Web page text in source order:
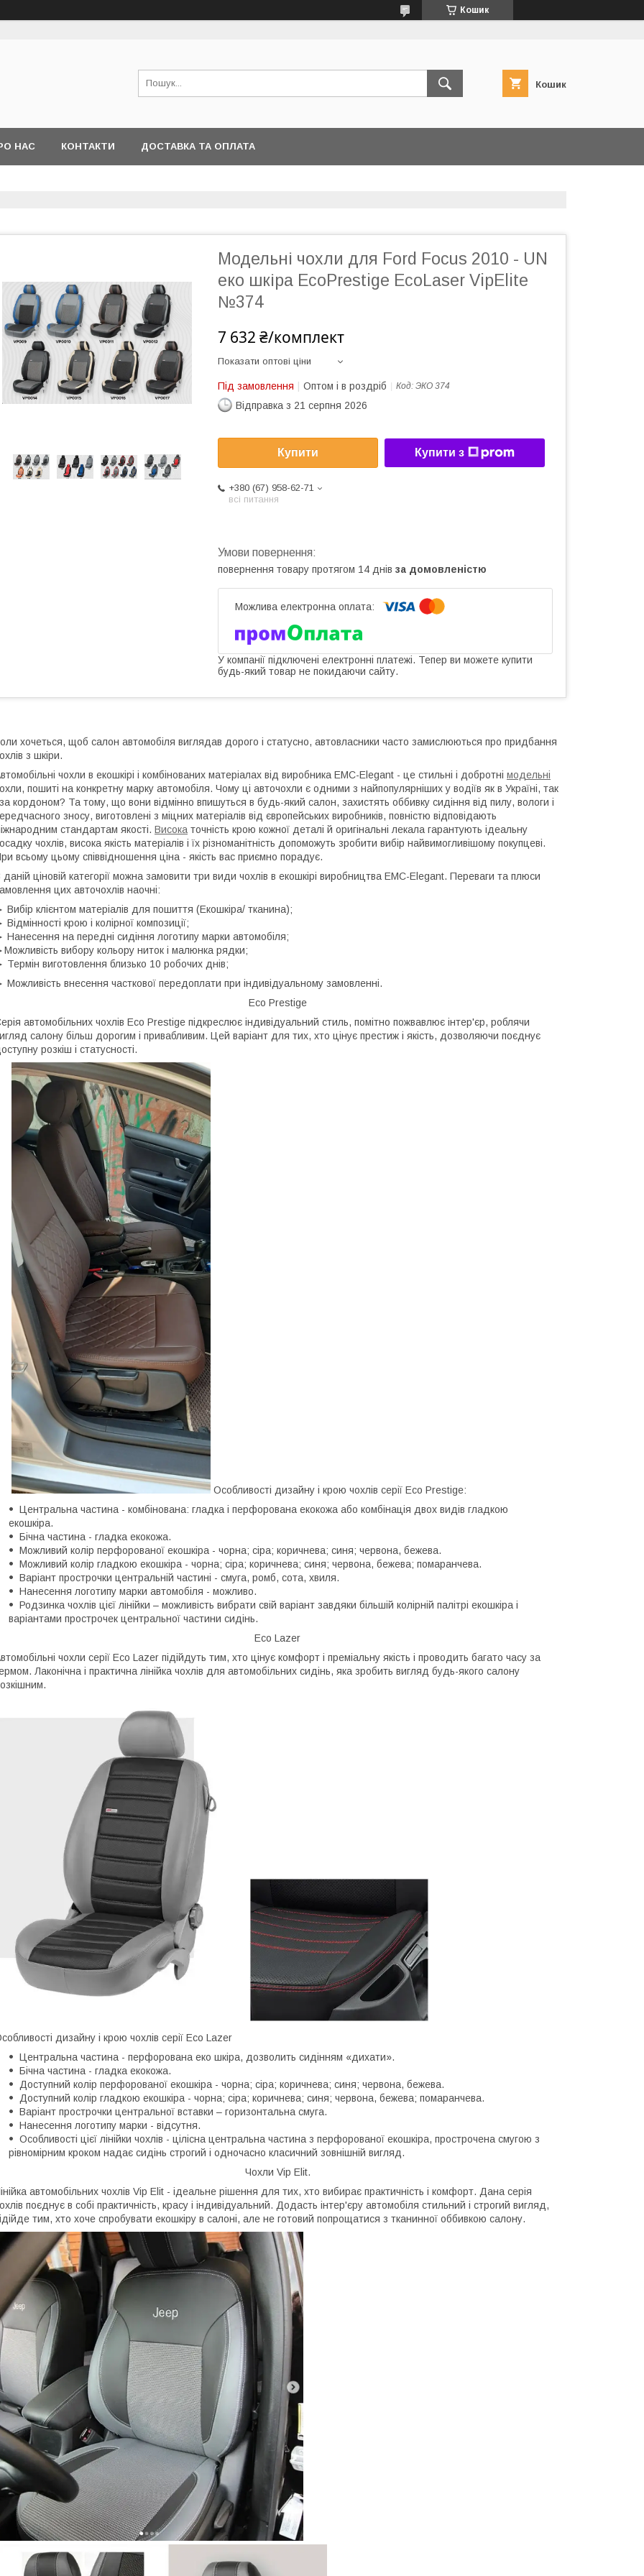
Кошик
Кошик
НАС КОНТАКТИ ДОСТАВКА ТА ОПЛАТА
Модельні чохли для Ford Focus 2010 - UN
еко шкіра EcoPrestige EcoLaser VipElite
№374
7 632 ₴/комплект
Показати оптові ціни
Під замовлення Оптом і в роздріб Код: ЭКО 374
Відправка з 21 серпня 2026
Купити Купити з
+380 (67) 958-62-71
всі питання
повернення товару протягом 14 днів за домовленістю
У компанії підключені електронні платежі. Тепер ви можете купити
будь-який товар не покидаючи сайту.
хочеться, щоб салон автомобіля виглядав дорого і статусно, автовласники часто замислюються про придбання
з шкіри.
чохли в екошкірі і комбінованих матеріалах від виробника EMC-Elegant - це стильні і добротні модельні
пошиті на конкретну марку автомобіля. Чому ці авточохли є одними з найпопулярніших у водіїв як в Україні, так
за кордоном? Та тому, що вони відмінно впишуться в будь-який салон, захистять оббивку сидіння від пилу, вологи і
зносу, виготовлені з міцних матеріалів від європейських виробників, повністю відповідають
стандартам якості. Висока точність крою кожної деталі й оригінальні лекала гарантують ідеальну
чохлів, висока якість матеріалів і їх різноманітність допоможуть зробити вибір найвимогливішому покупцеві.
всьому цьому співвідношення ціна - якість вас приємно порадує.
даній ціновій категорії можна замовити три види чохлів в екошкірі виробництва EMC-Elegant. Переваги та плюси
цих авточохлів наочні:
Вибір клієнтом матеріалів для пошиття (Екошкіра/ тканина);
Відмінності крою і колірної композиції;
Нанесення на передні сидіння логотипу марки автомобіля;
вибору кольору ниток і малюнка рядки;
Термін виготовлення близько 10 робочих днів;
Можливість внесення часткової передоплати при індивідуальному замовленні.
Eco Prestige
автомобільних чохлів Eco Prestige підкреслює індивідуальний стиль, помітно пожвавлює інтер'єр, роблячи
салону більш дорогим і привабливим. Цей варіант для тих, хто цінує престиж і якість, дозволяючи поєднує
розкіш і статусності.
Особливості дизайну і крою чохлів серії Eco Prestige:
Центральна частина - комбінована: гладка і перфорована екокожа або комбінація двох видів гладкою
екошкіра.
Бічна частина - гладка екокожа.
Можливий колір перфорованої екошкіра - чорна; сіра; коричнева; синя; червона, бежева.
Можливий колір гладкою екошкіра - чорна; сіра; коричнева; синя; червона, бежева; помаранчева.
Варіант прострочки центральній частині - смуга, ромб, сота, хвиля.
Нанесення логотипу марки автомобіля - можливо.
Родзинка чохлів цієї лінійки – можливість вибрати свій варіант завдяки більшій колірній палітрі екошкіра і
варіантами прострочек центральної частини сидінь.
Eco Lazer
чохли серії Eco Lazer підійдуть тим, хто цінує комфорт і преміальну якість і проводить багато часу за
Лаконічна і практична лінійка чохлів для автомобільних сидінь, яка зробить вигляд будь-якого салону
дизайну і крою чохлів серії Eco Lazer
Центральна частина - перфорована еко шкіра, дозволить сидінням «дихати».
Бічна частина - гладка екокожа.
Доступний колір перфорованої екошкіра - чорна; сіра; коричнева; синя; червона, бежева.
Доступний колір гладкою екошкіра - чорна; сіра; коричнева; синя; червона, бежева; помаранчева.
Варіант прострочки центральної вставки – горизонтальна смуга.
Нанесення логотипу марки - відсутня.
Особливості цієї лінійки чохлів - цілісна центральна частина з перфорованої екошкіра, прострочена смугою з
рівномірним кроком надає сидінь строгий і одночасно класичний зовнішній вигляд.
Чохли Vip Elit.
автомобільних чохлів Vip Elit - ідеальне рішення для тих, хто вибирає практичність і комфорт. Дана серія
поєднує в собі практичність, красу і індивідуальний. Додасть інтер'єру автомобіля стильний і строгий вигляд,
тим, хто хоче спробувати екошкіру в салоні, але не готовий попрощатися з тканинної оббивкою салону.